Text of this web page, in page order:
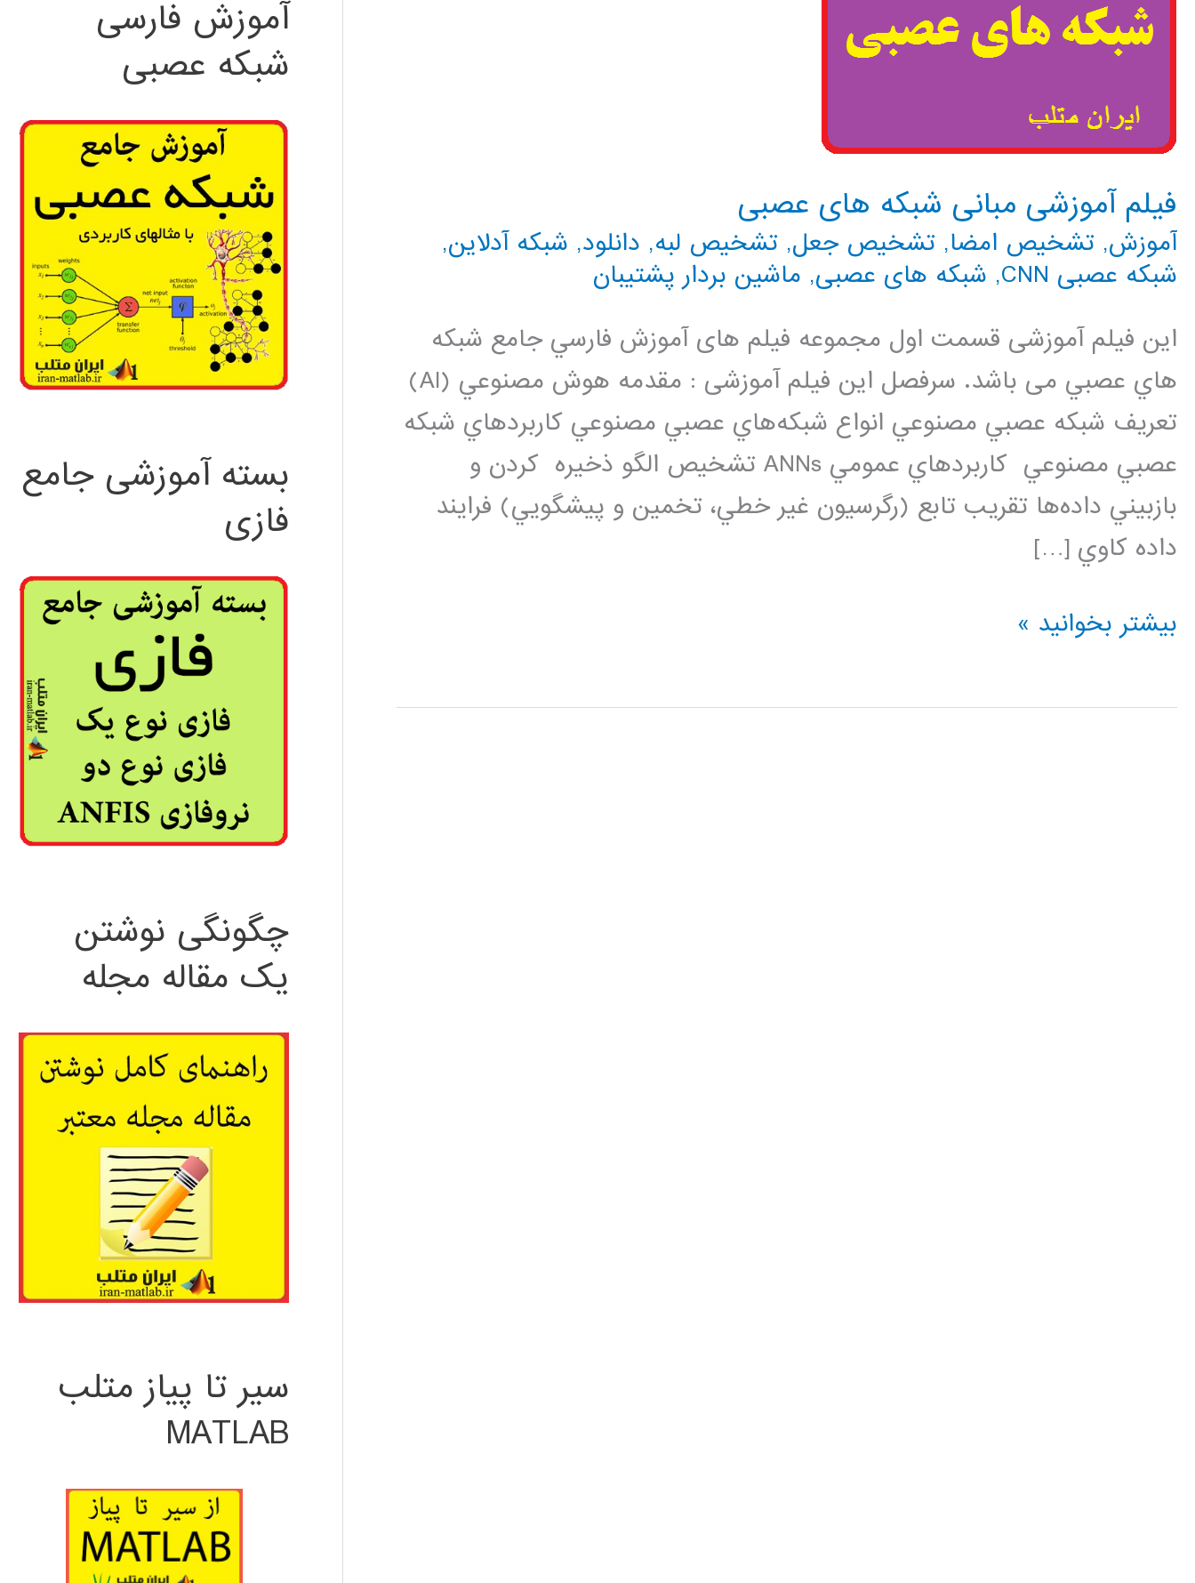
فیلم آموزشی مبانی شبکه های عصبی
آموزش, تشخیص امضا, تشخیص جعل, تشخیص لبه, دانلود, شبکه آدلاین,
شبکه عصبی CNN
, شبکه های عصبی, ماشین بردار پشتیبان
این فیلم آموزشی قسمت اول مجموعه فيلم های آموزش فارسي جامع شبكه
هاي عصبي می باشد. سرفصل این فیلم آموزشی : مقدمه هوش مصنوعي (AI)
تعريف شبکه عصبي مصنوعي انواع شبکه‌هاي عصبي مصنوعي کاربردهاي شبکه
عصبي مصنوعي کاربردهاي عمومي ANNs تشخيص الگو ذخيره كردن و
بازبيني داده‌ها تقريب تابع (رگرسيون غير خطي، تخمين و پيشگويي) فرايند
داده کاوي […]
فیلم
مبانی
بیشتر بخوانید »
آموزش فارسی
شبکه عصبی
بسته آموزشی جامع
فازی
چگونگی نوشتن
یک مقاله مجله
سیر تا پیاز متلب
MATLAB